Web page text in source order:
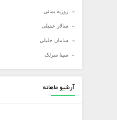
روزبه بمانی
سالار عقیلی
سامان جلیلی
سینا سرلک
شادمهر عقیلی
آرشیو ماهانه